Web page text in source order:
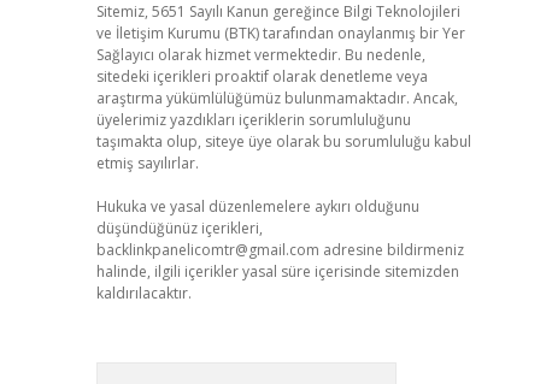
Sitemiz, 5651 Sayılı Kanun gereğince Bilgi Teknolojileri
ve İletişim Kurumu (BTK) tarafından onaylanmış bir Yer
Sağlayıcı olarak hizmet vermektedir. Bu nedenle,
sitedeki içerikleri proaktif olarak denetleme veya
araştırma yükümlülüğümüz bulunmamaktadır. Ancak,
üyelerimiz yazdıkları içeriklerin sorumluluğunu
taşımakta olup, siteye üye olarak bu sorumluluğu kabul
etmiş sayılırlar.
Hukuka ve yasal düzenlemelere aykırı olduğunu
düşündüğünüz içerikleri,
backlinkpanelicomtr@gmail.com adresine bildirmeniz
halinde, ilgili içerikler yasal süre içerisinde sitemizden
kaldırılacaktır.